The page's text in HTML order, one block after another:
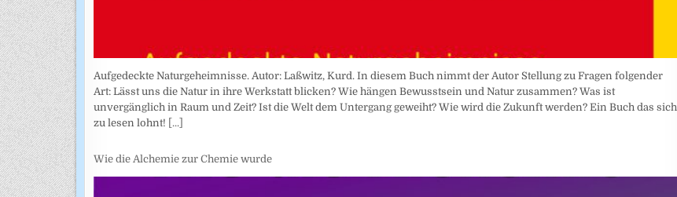
Aufgedeckte Naturgeheimnisse. Autor: Laßwitz, Kurd. In diesem Buch nimmt der Autor Stellung zu Fragen folgender
Art: Lässt uns die Natur in ihre Werkstatt blicken? Wie hängen Bewusstsein und Natur zusammen? Was ist
unvergänglich in Raum und Zeit? Ist die Welt dem Untergang geweiht? Wie wird die Zukunft werden? Ein Buch das sich
zu lesen lohnt! [...]
Wie die Alchemie zur Chemie wurde